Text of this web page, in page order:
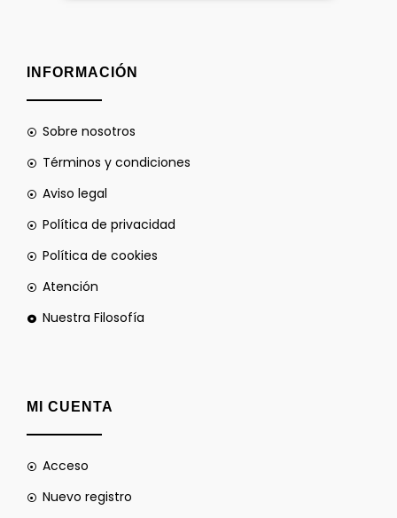
INFORMACIÓN
Sobre nosotros
Términos y condiciones
Aviso legal
Política de privacidad
Política de cookies
Atención
Nuestra Filosofía
MI CUENTA
Acceso
Nuevo registro